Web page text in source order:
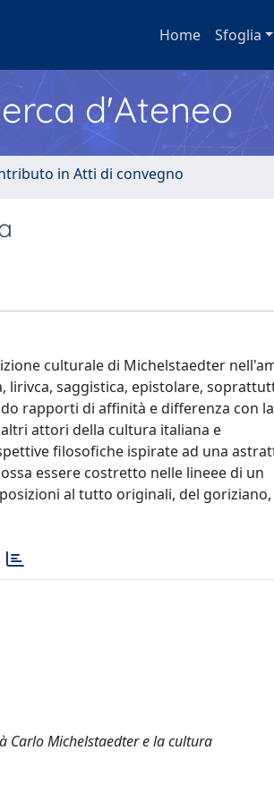
Home Sfoglia
d'Ateneo
in Atti di convegno
culturale di Michelstaedter
lirivca, saggistica, epistolare,
rapporti di affinità e differenza con la
attori della cultura italiana e
filosofiche ispirate ad una
essere costretto nelle lineee di un
al tutto originali, del goriziano,
Carlo Michelstaedter e la cultura